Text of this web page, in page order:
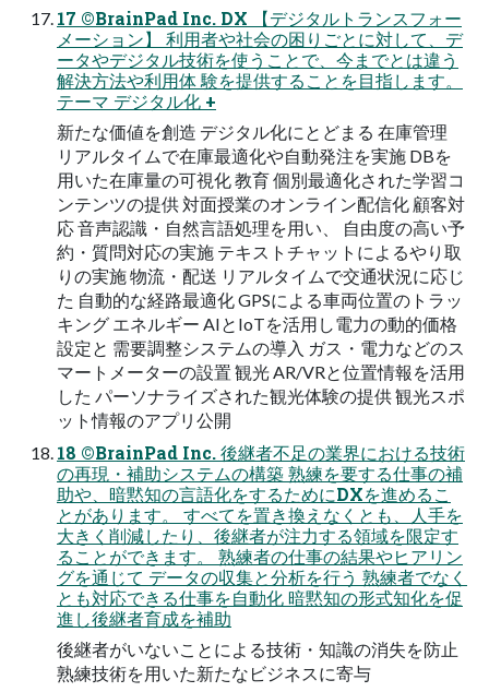
17 ©BrainPad Inc. DX 【デジタルトランスフォー
メーション】 利用者や社会の困りごとに対して、デ
ータやデジタル技術を使うことで、今までとは違う
解決方法や利用体 験を提供することを目指します。
テーマ デジタル化 +
新たな価値を創造 デジタル化にとどまる 在庫管理
リアルタイムで在庫最適化や自動発注を実施 DBを
用いた在庫量の可視化 教育 個別最適化された学習コ
ンテンツの提供 対面授業のオンライン配信化 顧客対
応 音声認識・自然言語処理を用い、 自由度の高い予
約・質問対応の実施 テキストチャットによるやり取
りの実施 物流・配送 リアルタイムで交通状況に応じ
た 自動的な経路最適化 GPSによる車両位置のトラッ
キング エネルギー AIとIoTを活用し電力の動的価格
設定と 需要調整システムの導入 ガス・電力などのス
マートメーターの設置 観光 AR/VRと位置情報を活用
した パーソナライズされた観光体験の提供 観光スポ
ット情報のアプリ公開
18 ©BrainPad Inc. 後継者不足の業界における技術
の再現・補助システムの構築 熟練を要する仕事の補
助や、暗黙知の言語化をするためにDXを進めるこ
とがあります。 すべてを置き換えなくとも、人手を
大きく削減したり、後継者が注力する領域を限定す
ることができます。 熟練者の仕事の結果やヒアリン
グを通じて データの収集と分析を行う 熟練者でなく
とも対応できる仕事を自動化 暗黙知の形式知化を促
進し後継者育成を補助
後継者がいないことによる技術・知識の消失を防止
熟練技術を用いた新たなビジネスに寄与